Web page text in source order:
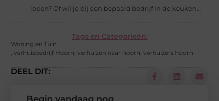
lopen? Of wil je bij een bepaald bedrijf in de keuken...
Tags en Categorieën:
Woning en Tuin
,verhuisbedrijf Hoorn,verhuizen naar hoorn,verhuizers hoorn
DEEL DIT: